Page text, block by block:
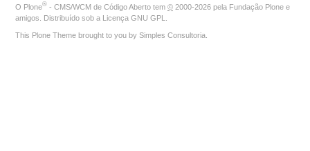
O Plone® - CMS/WCM de Código Aberto tem © 2000-2026 pela Fundação Plone e
amigos. Distribuído sob a Licença GNU GPL
This Plone Theme brought to you by Simples Consultoria